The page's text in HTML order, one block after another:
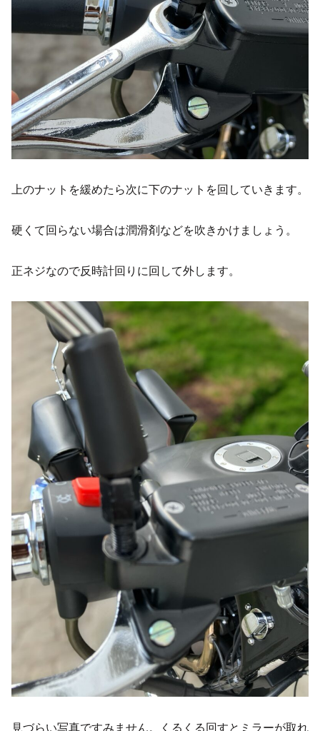
上のナットを緩めたら次に下のナットを回していきます。
硬くて回らない場合は潤滑剤などを吹きかけましょう。
正ネジなので反時計回りに回して外します。
見づらい写真ですみません。くるくる回すとミラーが取れ